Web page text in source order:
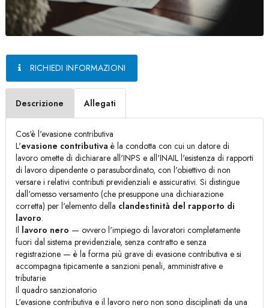
RICHIEDI INFORMAZIONI
Descrizione Allegati
Cos'è l'evasione contributiva
L'evasione contributiva è la condotta con cui un datore di
lavoro omette di dichiarare all'INPS e all'INAIL l'esistenza di rapporti
di lavoro dipendente o parasubordinato, con l'obiettivo di non
versare i relativi contributi previdenziali e assicurativi. Si distingue
dall'omesso versamento (che presuppone una dichiarazione
corretta) per l'elemento della clandestinità del rapporto di
lavoro.
Il lavoro nero — ovvero l'impiego di lavoratori completamente
fuori dal sistema previdenziale, senza contratto e senza
registrazione — è la forma più grave di evasione contributiva e si
accompagna tipicamente a sanzioni penali, amministrative e
tributarie.
Il quadro sanzionatorio
L'evasione contributiva e il lavoro nero non sono disciplinati da una